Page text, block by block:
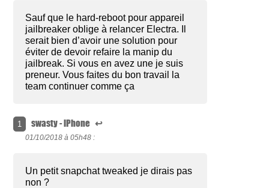
Sauf que le hard-reboot pour appareil
jailbreaker oblige à relancer Electra. Il
serait bien d’avoir une solution pour
éviter de devoir refaire la manip du
jailbreak. Si vous en avez une je suis
preneur. Vous faites du bon travail la
team continuer comme ça
1 swasty - iPhone ↩
01/10/2018 à 05h48 :
Un petit snapchat tweaked je dirais pas
non ?